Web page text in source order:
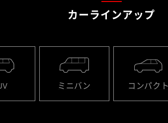
カーラインアップ
ミニバン コンパクト